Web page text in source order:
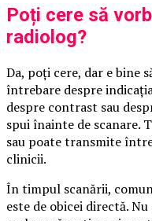
Poți cere să
radiolog?
Da, poți cere, dar e bine
întrebare despre
despre contrast sau
spui înainte de scanare.
sau poate transmite
clinicii.
În timpul scanării,
este de obicei directă.